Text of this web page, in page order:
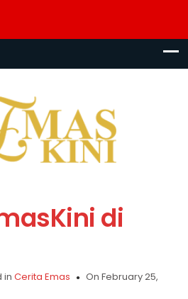
di
in Cerita Emas
On February 25,